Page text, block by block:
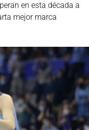
en esta década a
mejor marca